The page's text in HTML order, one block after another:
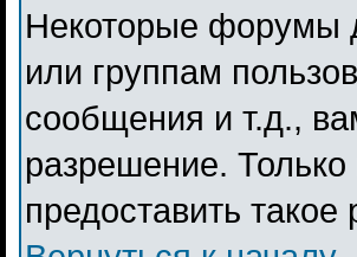
Некоторые форумы
или группам
сообщения и т.д.,
разрешение.
предоставить